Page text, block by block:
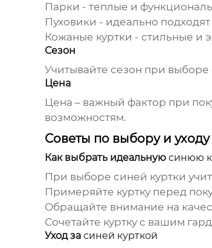
Парки - теплые и
Пуховики - идеально
Кожаные куртки - стильные и
Сезон
Учитывайте сезон при выборе
Цена
Цена – важный фактор при
возможностям.
Советы по выбору и уходу
Как выбрать идеальную синюю
При выборе синей куртки
Примеряйте курткуперед
Обращайте внимание на
Сочетайте куртку с вашим
Уход за синей курткой